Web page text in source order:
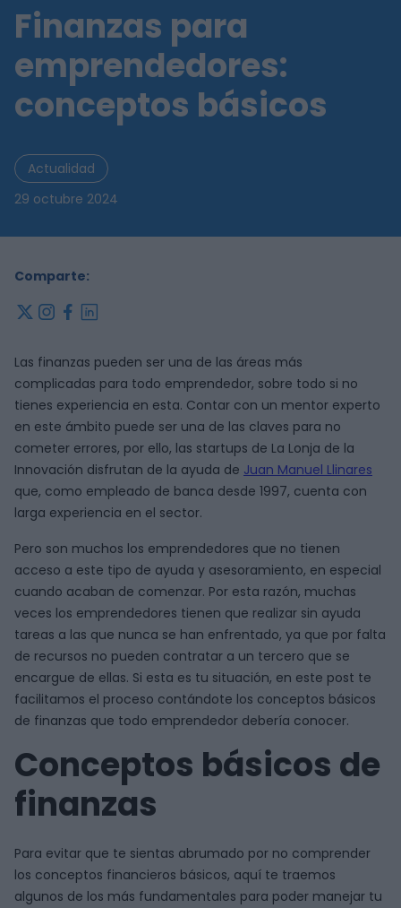
Finanzas para
emprendedores:
conceptos básicos
Actualidad
29 octubre 2024
Comparte:
x instagram
facebook
Las finanzas pueden ser una de las áreas más
complicadas para todo emprendedor, sobre todo si no
tienes experiencia en esta. Contar con un mentor experto
en este ámbito puede ser una de las claves para no
cometer errores, por ello, las startups de La Lonja de la
Innovación disfrutan de la ayuda de Juan Manuel Llinares
que, como empleado de banca desde 1997, cuenta con
larga experiencia en el sector.
Pero son muchos los emprendedores que no tienen
acceso a este tipo de ayuda y asesoramiento, en especial
cuando acaban de comenzar. Por esta razón, muchas
veces los emprendedores tienen que realizar sin ayuda
tareas a las que nunca se han enfrentado, ya que por falta
de recursos no pueden contratar a un tercero que se
encargue de ellas. Si esta es tu situación, en este post te
facilitamos el proceso contándote los conceptos básicos
de finanzas que todo emprendedor debería conocer.
Conceptos básicos de
finanzas
Para evitar que te sientas abrumado por no comprender
los conceptos financieros básicos, aquí te traemos
algunos de los más fundamentales para poder manejar tu